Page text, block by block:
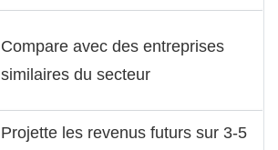
Compare avec des entreprises
similaires du secteur
Projette les revenus futurs sur 3-5